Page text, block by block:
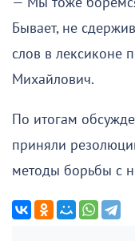
Бывает, не
слов в лексиконе
Михайлович.
По итогам
приняли
методы борьбы с